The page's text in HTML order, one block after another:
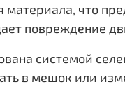
что
повреждение
системой
в мешок или